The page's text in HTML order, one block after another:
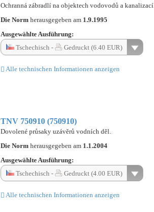
Ochranná zábradlí na objektech vodovodů a kanalizací.
Die Norm herausgegeben am 1.9.1995
Ausgewählte Ausführung:
Tschechisch -
Gedruckt (6.40 EUR)
Alle technischen Informationen anzeigen
TNV 750910 (750910)
Dovolené průsaky uzávěrů vodních děl.
Die Norm herausgegeben am 1.1.2004
Ausgewählte Ausführung:
Tschechisch -
Gedruckt (4.00 EUR)
Alle technischen Informationen anzeigen